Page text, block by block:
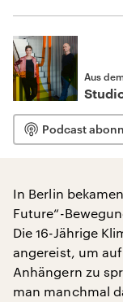
Aus
Podcast
In Berlin
Future“-
Die 16-Jährige
angereist, um
Anhängern zu
man manchmal